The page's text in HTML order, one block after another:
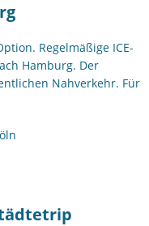
Regelmäßige ICE-
Hamburg. Der
Nahverkehr. Für